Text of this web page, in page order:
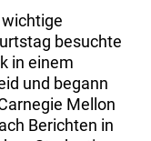
besuchte
in einem
und begann
Mellon
Berichten in